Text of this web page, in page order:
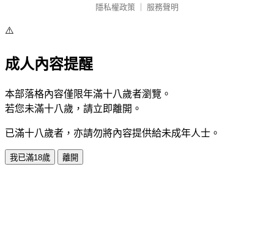
隱私權政策
服務聲明
⚠️
成人內容提醒
本部落格內容僅限年滿十八歲者瀏覽。
若您未滿十八歲，請立即離開。
已滿十八歲者，亦請勿將內容提供給未成年人士。
我已滿18歲 離開